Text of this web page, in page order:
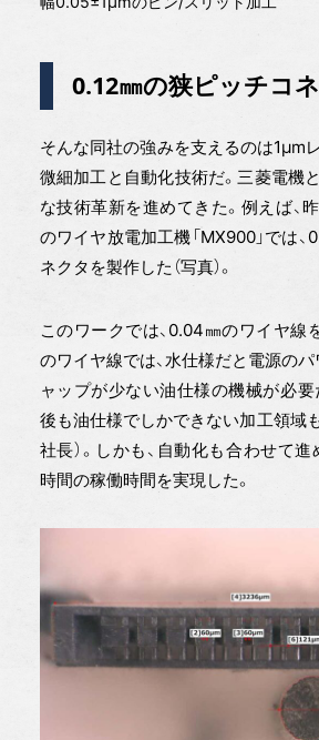
0.12㎜の狭ピッチコ
そんな同社の強みを支えるのは1μm
微細加工と自動化技術だ。三菱電機
な技術革新を進めてきた。例えば、
のワイヤ放電加工機「MX900」では、
ネクタを製作した（写真）。
このワークでは、0.04㎜のワイヤ線
のワイヤ線では、水仕様だと電源のパ
ャップが少ない油仕様の機械が必要
後も油仕様でしかできない加工領域も
社長）。しかも、自動化も合わせて
時間の稼働時間を実現した。